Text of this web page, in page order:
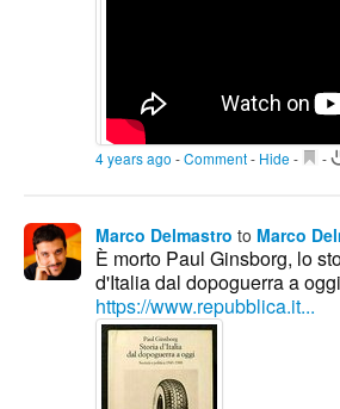
4 years ago -Comment- Hide - -
Marco Delmastro to Marco
È morto Paul Ginsborg, lo
d'Italia dal dopoguerra a
https://www.repubblica.it...